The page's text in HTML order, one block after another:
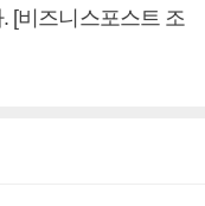
[비즈니스포스트 조